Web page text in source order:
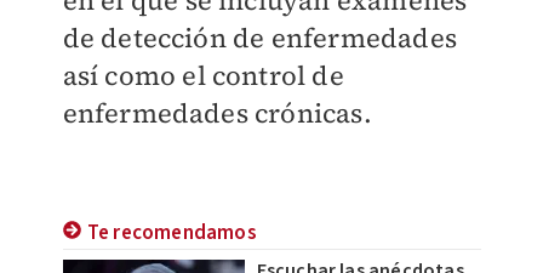
de detección de enfermedades
así como el control de
enfermedades crónicas.
Te recomendamos